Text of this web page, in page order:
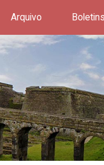
Arquivo Boletins